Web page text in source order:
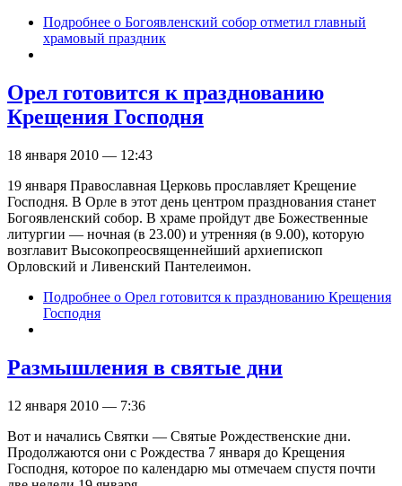
Подробнее о Богоявленский собор отметил главный
храмовый праздник
Орел готовится к празднованию
Крещения Господня
18 января 2010 — 12:43
19 января Православная Церковь прославляет Крещение
Господня. В Орле в этот день центром празднования станет
Богоявленский собор. В храме пройдут две Божественные
литургии — ночная (в 23.00) и утренняя (в 9.00), которую
возглавит Высокопреосвященнейший архиепископ
Орловский и Ливенский Пантелеимон.
Подробнее о Орел готовится к празднованию Крещения
Господня
Размышления в святые дни
12 января 2010 — 7:36
Вот и начались Святки — Святые Рождественские дни.
Продолжаются они с Рождества 7 января до Крещения
Господня, которое по календарю мы отмечаем спустя почти